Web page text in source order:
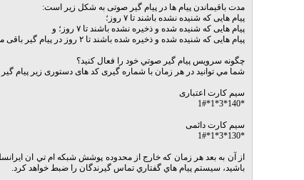
مدت باقیماندن پیام ها در پیام گیر صوتی به شکل زیر است:
پيام هايی كه شنيده نشده باشند تا ۷ روز؛
پيام هایی که شنيده شده و ذخيره نشده باشند تا ۷ روز؛ و
پيام هایی که شنيده شده و ذخيره شده باشند تا ۲ روز در پيام گير باقی می مانند.
چگونه سرويس پيام گير صوتي خود را فعال كنيد؟
شما مي توانيد در هر زمان با شماره گیری کد های دستوری زیر پیام
سیم کارت اعتباری
*140*3*1*1#
سیم کارت دائمی
*130*3*1*1#
از آن به بعد هر زمان كه خارج از محدوده پوشش شبكه ام تي ان
باشيد، سيستم پيام هاي گفتاري تماس گيرندگان را ضبط خواهد كرد.